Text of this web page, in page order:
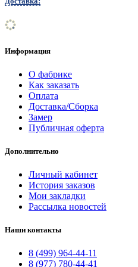
Информация
О фабрике
Как заказать
Оплата
Доставка/Сборка
Замер
Публичная оферта
Дополнительно
Личный кабинет
История заказов
Мои закладки
Рассылка новостей
Наши контакты
8 (499) 964-44-11
8 (977) 780-44-41